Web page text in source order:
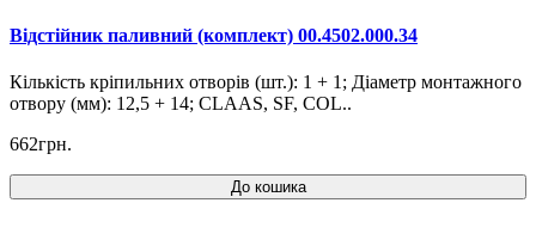
Відстійник паливний (комплект) 00.4502.000.34
Кількість кріпильних отворів (шт.): 1 + 1; Діаметр монтажного
отвору (мм): 12,5 + 14; CLAAS, SF, COL..
662грн.
До кошика